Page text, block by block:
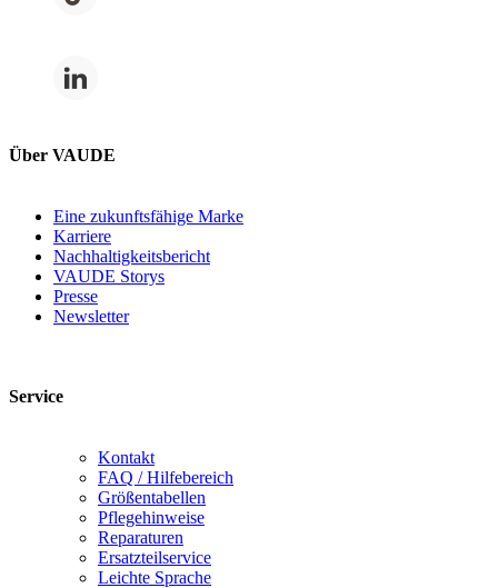
Über VAUDE
Eine zukunftsfähige Marke
Karriere
Nachhaltigkeitsbericht
VAUDE Storys
Presse
Newsletter
Service
Kontakt
FAQ / Hilfebereich
Größentabellen
Pflegehinweise
Reparaturen
Ersatzteilservice
Leichte Sprache